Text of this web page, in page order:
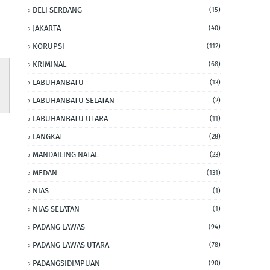
DELI SERDANG (15)
JAKARTA (40)
KORUPSI (112)
KRIMINAL (68)
LABUHANBATU (13)
LABUHANBATU SELATAN (2)
LABUHANBATU UTARA (11)
LANGKAT (28)
MANDAILING NATAL (23)
MEDAN (131)
NIAS (1)
NIAS SELATAN (1)
PADANG LAWAS (94)
PADANG LAWAS UTARA (78)
PADANGSIDIMPUAN (90)